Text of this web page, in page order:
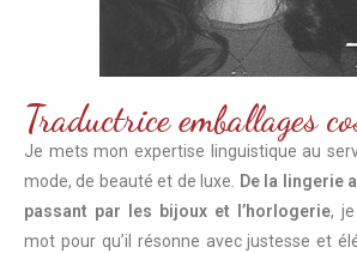
Traductrice emballages
Je mets mon expertise linguistique au
mode, de beauté et de luxe. De la lingerie
passant par les bijoux et l’horlogerie,
mot pour qu’il résonne avec justesse et